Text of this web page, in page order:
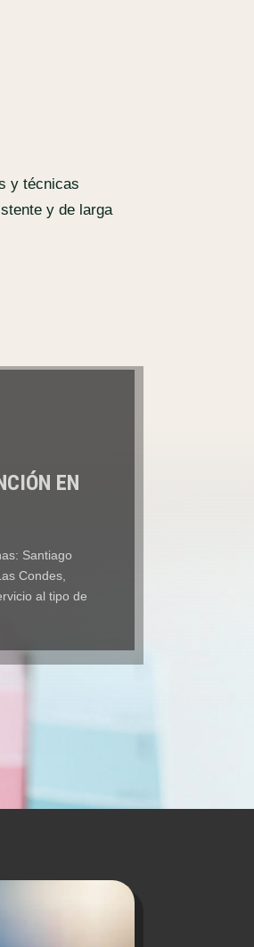
y técnicas
y de larga
EN
Santiago
Condes,
al tipo de